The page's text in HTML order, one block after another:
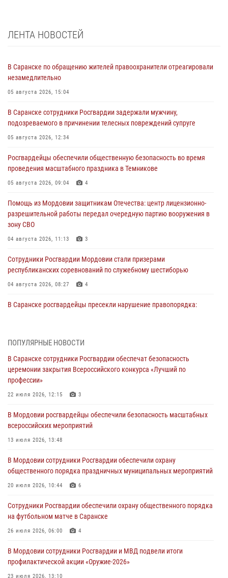
ЛЕНТА НОВОСТЕЙ
В Саранске по обращению жителей правоохранители отреагировали
незамедлительно
05 августа 2026, 15:04
В Саранске сотрудники Росгвардии задержали мужчину,
подозреваемого в причинении телесных повреждений супруге
05 августа 2026, 12:34
Росгвардейцы обеспечили общественную безопасность во время
проведения масштабного праздника в Темникове
05 августа 2026, 09:04 4
Помощь из Мордовии защитникам Отечества: центр лицензионно-
разрешительной работы передал очередную партию вооружения в
зону СВО
04 августа 2026, 11:13 3
Сотрудники Росгвардии Мордовии стали призерами
республиканских соревнований по служебному шестиборью
04 августа 2026, 08:27 4
В Саранске росгвардейцы пресекли нарушение правопорядка:
нанесение побоев
03 августа 2026, 08:58
Сотрудники Росгвардии обеспечили безопасность празднования 98-
03 августа 2026, 08:32 5
В Мордовии отметили День ВДВ: нарушений правопорядка не
03 августа 2026, 07:40
В Мордовии подведены итоги работы подразделений лицензионно-
02 августа 2026, 06:31
ПОПУЛЯРНЫЕ НОВОСТИ
В Саранске сотрудники Росгвардии обеспечат безопасность
церемонии закрытия Всероссийского конкурса «Лучший по
профессии»
22 июля 2026, 12:15 3
В Мордовии росгвардейцы обеспечили безопасность масштабных
всероссийских мероприятий
13 июля 2026, 13:48
В Мордовии сотрудники Росгвардии обеспечили охрану
общественного порядка праздничных муниципальных мероприятий
20 июля 2026, 10:44 6
Сотрудники Росгвардии обеспечили охрану общественного порядка
на футбольном матче в Саранске
26 июля 2026, 06:00 4
В Мордовии сотрудники Росгвардии и МВД подвели итоги
профилактической акции «Оружие‑2026»
23 июля 2026, 13:10